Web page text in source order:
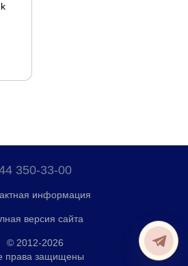
350-33-00
информация
версия сайта
© 2012-2026
права защищены